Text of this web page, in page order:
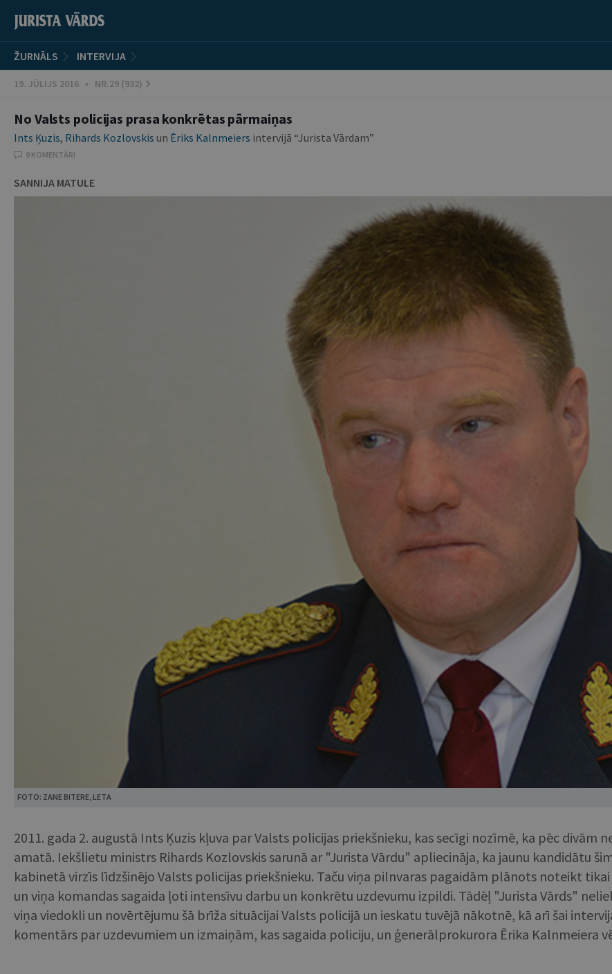
ŽURNĀLS INTERVIJA
19. JŪLIJS 2016 • NR.29 (932)
No Valsts policijas prasa konkrētas pārmaiņas
Ints Ķuzis, Rihards Kozlovskis un Ēriks Kalnmeiers intervijā “Jurista Vārdam”
9 KOMENTĀRI
SANNIJA MATULE
FOTO: ZANE BITERE, LETA
2011. gada 2. augustā Ints Ķuzis kļuva par Valsts policijas priekšnieku, kas secīgi nozīmē, ka pēc divām
amatā. Iekšlietu ministrs Rihards Kozlovskis sarunā ar "Jurista Vārdu" apliecināja, ka jaunu kandidātu
kabinetā virzīs līdzšinējo Valsts policijas priekšnieku. Taču viņa pilnvaras pagaidām plānots noteikt
un viņa komandas sagaida ļoti intensīvu darbu un konkrētu uzdevumu izpildi. Tādēļ "Jurista Vārds"
viņa viedokli un novērtējumu šā brīža situācijai Valsts policijā un ieskatu tuvējā nākotnē, kā arī šai
komentārs par uzdevumiem un izmaiņām, kas sagaida policiju, un ģenerālprokurora Ērika Kalnmeiera